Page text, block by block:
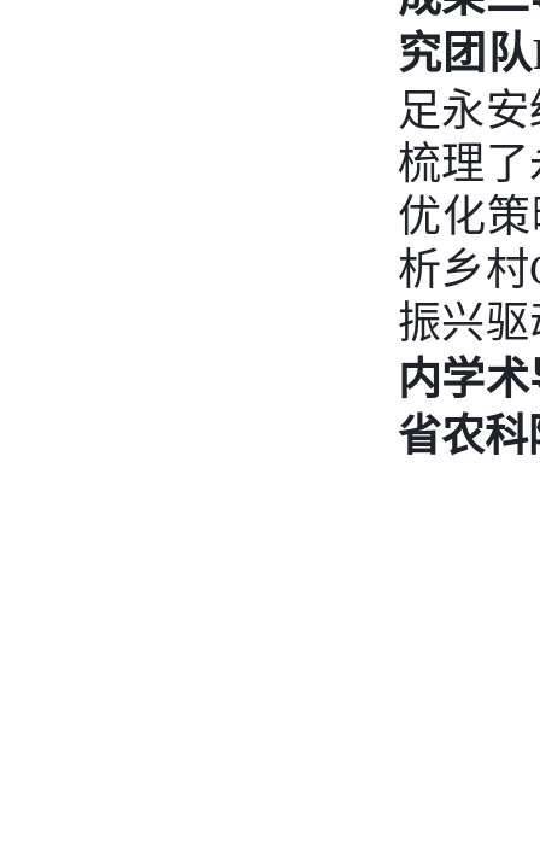
究团队
足永
梳理
优化
析乡村
振兴
内学
省农科